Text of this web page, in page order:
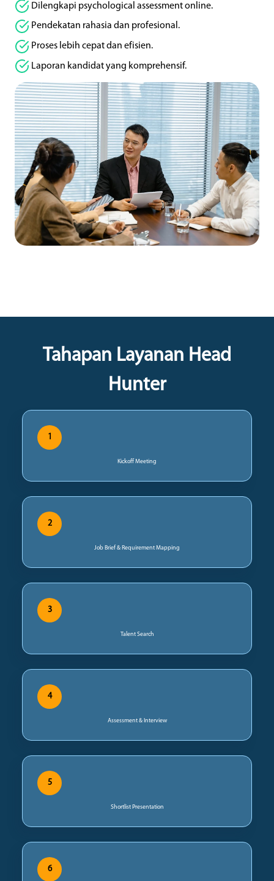
Dilengkapi psychological assessment online.
Pendekatan rahasia dan profesional.
Proses lebih cepat dan efisien.
Laporan kandidat yang komprehensif.
Tahapan Layanan Head
Hunter
1
Kickoff Meeting
2
Job Brief & Requirement Mapping
3
Talent Search
4
Assessment & Interview
5
Shortlist Presentation
6